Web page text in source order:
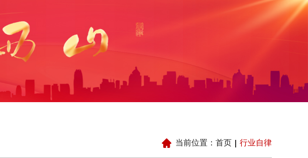
当前位置： 首页 行业自律